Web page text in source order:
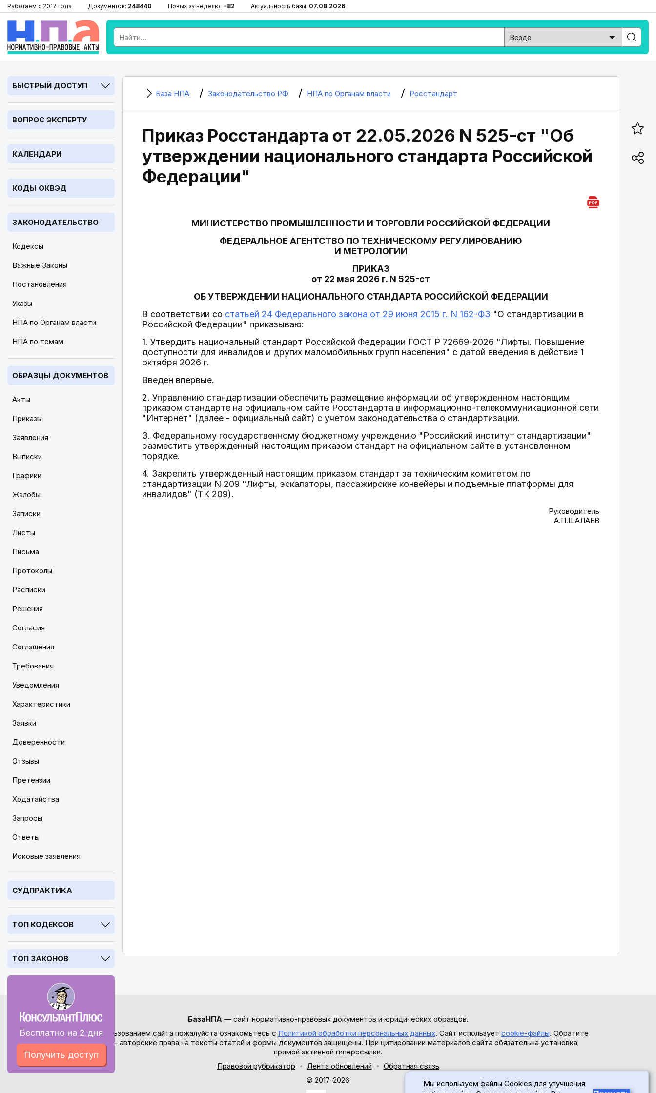
Работаем с 2017 года Документов: 248440 Новых за неделю: +82 Актуальность базы: 07.08.2026
БЫСТРЫЙ ДОСТУП
ВОПРОС ЭКСПЕРТУ
КАЛЕНДАРИ
КОДЫ ОКВЭД
ЗАКОНОДАТЕЛЬСТВО
Кодексы
Важные Законы
Постановления
Указы
НПА по Органам власти
НПА по темам
ОБРАЗЦЫ ДОКУМЕНТОВ
Акты
Приказы
Заявления
Выписки
Графики
Жалобы
Записки
Листы
Письма
Протоколы
Расписки
Решения
Согласия
Соглашения
Требования
Уведомления
Характеристики
Заявки
Доверенности
Отзывы
Претензии
Ходатайства
Запросы
Ответы
Исковые заявления
СУДПРАКТИКА
ТОП КОДЕКСОВ
ТОП ЗАКОНОВ
Бесплатно на 2 дня
Получить доступ
База НПА Законодательство РФ НПА по Органам власти Росстандарт
Приказ Росстандарта от 22.05.2026 N 525-ст "Об
утверждении национального стандарта Российской
Федерации"
МИНИСТЕРСТВО ПРОМЫШЛЕННОСТИ И ТОРГОВЛИ РОССИЙСКОЙ ФЕДЕРАЦИИ
ФЕДЕРАЛЬНОЕ АГЕНТСТВО ПО ТЕХНИЧЕСКОМУ РЕГУЛИРОВАНИЮ
И МЕТРОЛОГИИ
ПРИКАЗ
от 22 мая 2026 г. N 525-ст
ОБ УТВЕРЖДЕНИИ НАЦИОНАЛЬНОГО СТАНДАРТА РОССИЙСКОЙ ФЕДЕРАЦИИ
В соответствии со статьей 24 Федерального закона от 29 июня 2015 г. N 162-ФЗ "О стандартизации в
Российской Федерации" приказываю:
1. Утвердить национальный стандарт Российской Федерации ГОСТ Р 72669-2026 "Лифты. Повышение
доступности для инвалидов и других маломобильных групп населения" с датой введения в действие 1
октября 2026 г.
Введен впервые.
2. Управлению стандартизации обеспечить размещение информации об утвержденном настоящим
приказом стандарте на официальном сайте Росстандарта в информационно-телекоммуникационной сети
"Интернет" (далее - официальный сайт) с учетом законодательства о стандартизации.
3. Федеральному государственному бюджетному учреждению "Российский институт стандартизации"
разместить утвержденный настоящим приказом стандарт на официальном сайте в установленном
порядке.
4. Закрепить утвержденный настоящим приказом стандарт за техническим комитетом по
стандартизации N 209 "Лифты, эскалаторы, пассажирские конвейеры и подъемные платформы для
инвалидов" (ТК 209).
Руководитель
А.П.ШАЛАЕВ
БазаНПА— сайт нормативно-правовых документов и юридических образцов.
Перед использованием сайта пожалуйста ознакомьтесь с Политикой обработки персональных данных. Сайт использует cookie-файлы. Обратите
внимание - авторские права на тексты статей и формы документов защищены. При цитировании материалов сайта обязательна установка
прямой активной гиперссылки.
Правовой рубрикатор
Лента обновлений
Обратная связь
© 2017-2026
Мы используем файлы Cookies для улучшения